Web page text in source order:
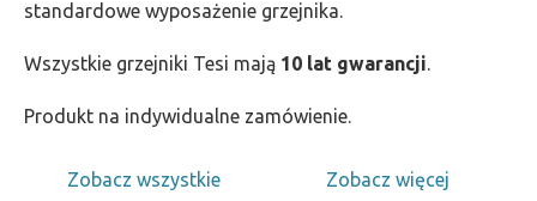
standardowe wyposażenie grzejnika.
Wszystkie grzejniki Tesi mają 10 lat gwarancji.
Produkt na indywidualne zamówienie.
Zobacz wszystkie
Zobacz więcej